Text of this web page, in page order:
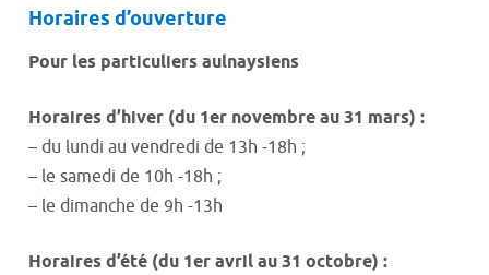
Horaires d’ouverture
Pour les particuliers aulnaysiens
Horaires d’hiver (du 1er novembre au 31 mars) :
– du lundi au vendredi de 13h -18h ;
– le samedi de 10h -18h ;
– le dimanche de 9h -13h
Horaires d’été (du 1er avril au 31 octobre) :